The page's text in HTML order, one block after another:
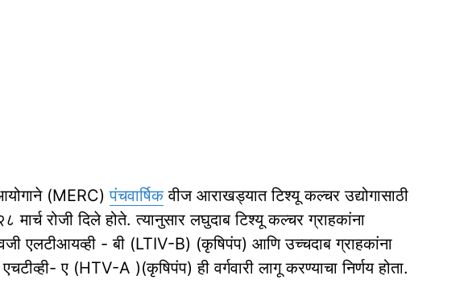
आयोगाने (MERC)पंचवार्षिकवीज आराखड्यात टिश्यू कल्चर उद्योगासाठी
मार्च रोजी दिले होते. त्यानुसार लघुदाब टिश्यू कल्चर ग्राहकांना
एलटीआयव्ही - बी (LTIV-B) (कृषिपंप) आणि उच्चदाब ग्राहकांना
ए (HTV-A )(कृषिपंप) ही वर्गवारी लागू करण्याचा निर्णय होता.